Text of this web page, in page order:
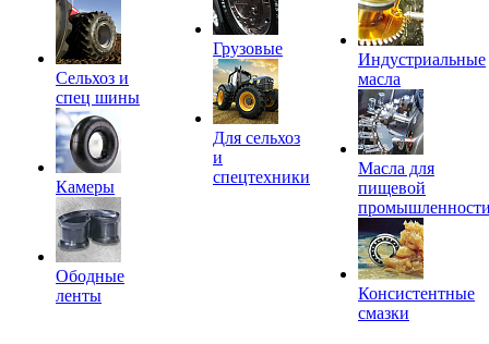
Сельхоз и
спец шины
Камеры
Ободные
ленты
Грузовые
Для сельхоз
и
спецтехники
Индустриальные
масла
Масла для
пищевой
Консистентные
смазки